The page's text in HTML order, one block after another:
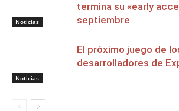
Noticias
termina su «early
septiembre
Noticias
El próximo juego de
desarrolladores de